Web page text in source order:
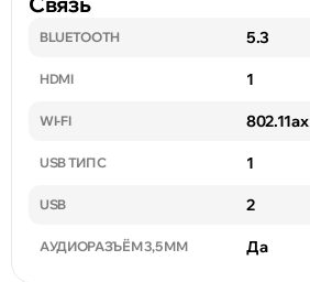
BLUETOOTH 5.3
HDMI 1
WI-FI 802.11ax
USB ТИП C 1
USB 2
АУДИОРАЗЪЁМ 3,5 ММ Да